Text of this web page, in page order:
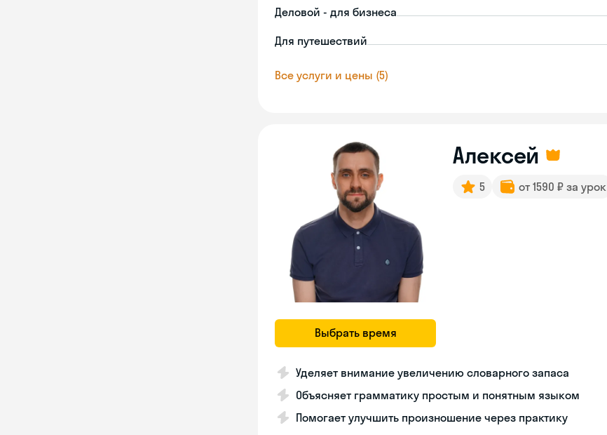
Деловой - для бизнеса
Для путешествий
Все услуги и цены (5)
Выбрать время
Алексей
5 от 1590 ₽ за урок
Уделяет внимание увеличению словарного запаса
Объясняет грамматику простым и понятным языком
Помогает улучшить произношение через практику